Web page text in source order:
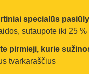
specialūs
sutaupote iki 25 %
pirmieji, kurie
tvarkaraščius